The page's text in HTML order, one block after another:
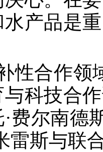
产品是
合作领域
科技合
费尔南德
雷斯与联